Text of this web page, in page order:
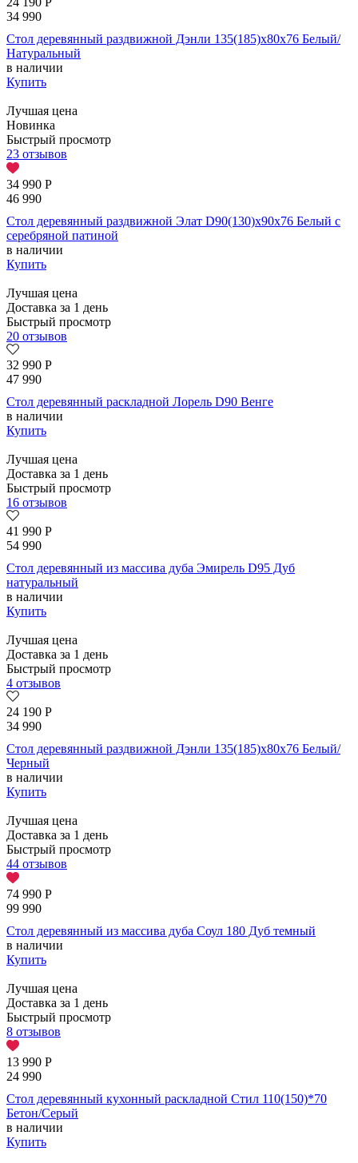
34 990
Стол деревянный раздвижной Дэнли 135(185)х80х76 Белый/
Натуральный
в наличии
Купить
Лучшая цена
Новинка
Быстрый просмотр
23 отзывов
34 990 Р
46 990
Стол деревянный раздвижной Элат D90(130)х90х76 Белый с
серебряной патиной
в наличии
Купить
Лучшая цена
Доставка за 1 день
Быстрый просмотр
20 отзывов
32 990 Р
47 990
Стол деревянный раскладной Лорель D90 Венге
в наличии
Купить
Лучшая цена
Доставка за 1 день
Быстрый просмотр
16 отзывов
41 990 Р
54 990
Стол деревянный из массива дуба Эмирель D95 Дуб
натуральный
в наличии
Купить
Лучшая цена
Доставка за 1 день
Быстрый просмотр
4 отзывов
24 190 Р
34 990
Стол деревянный раздвижной Дэнли 135(185)х80х76 Белый/
Черный
в наличии
Купить
Лучшая цена
Доставка за 1 день
Быстрый просмотр
44 отзывов
74 990 Р
99 990
Стол деревянный из массива дуба Соул 180 Дуб темный
в наличии
Купить
Лучшая цена
Доставка за 1 день
Быстрый просмотр
8 отзывов
13 990 Р
24 990
Стол деревянный кухонный раскладной Стил 110(150)*70
Бетон/Серый
в наличии
Купить